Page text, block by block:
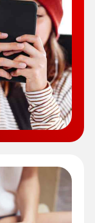
tus dispositivos.